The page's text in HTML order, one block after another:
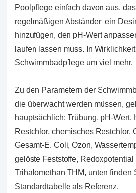
Poolpflege einfach davon aus,
regelmäßigen Abständen ein
hinzufügen, den pH-Wert
laufen lassen muss. In
Schwimmbadpflege um viel mehr.
Zu den Parametern der
die überwacht werden müssen,
hauptsächlich: Trübung, pH-Wert,
Restchlor, chemisches Restchlor,
Gesamt-E. Coli, Ozon,
gelöste Feststoffe, Redoxpotential
Trihalomethan THM, unten finden
Standardtabelle als Referenz.